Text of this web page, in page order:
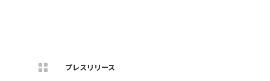
 プレスリリース